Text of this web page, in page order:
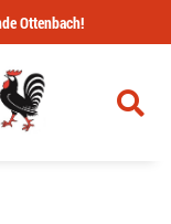
Ottenbach!